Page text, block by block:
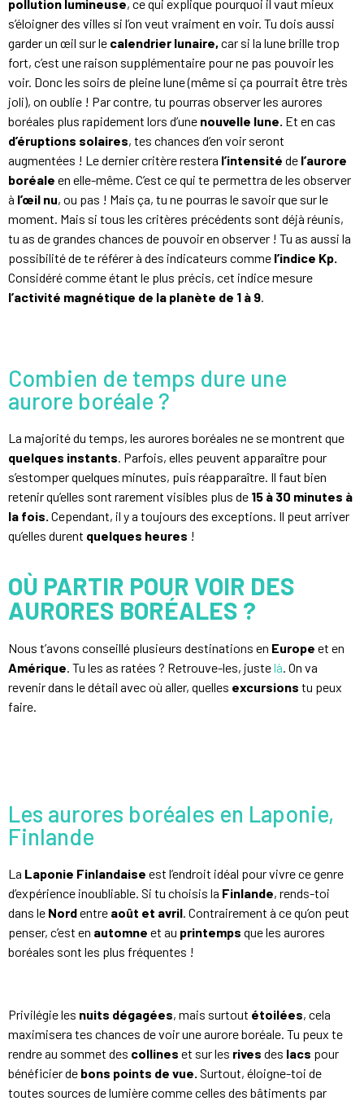
pollution lumineuse, ce qui explique pourquoi il vaut mieux
s’éloigner des villes si l’on veut vraiment en voir. Tu dois aussi
garder un œil sur le calendrier lunaire, car si la lune brille trop
fort, c’est une raison supplémentaire pour ne pas pouvoir les
voir. Donc les soirs de pleine lune (même si ça pourrait être très
joli), on oublie ! Par contre, tu pourras observer les aurores
boréales plus rapidement lors d’une nouvelle lune. Et en cas
d’éruptions solaires, tes chances d’en voir seront
augmentées ! Le dernier critère restera l’intensité de l’aurore
boréale en elle-même. C’est ce qui te permettra de les observer
à l’œil nu, ou pas ! Mais ça, tu ne pourras le savoir que sur le
moment. Mais si tous les critères précédents sont déjà réunis,
tu as de grandes chances de pouvoir en observer ! Tu as aussi la
possibilité de te référer à des indicateurs comme l’indice Kp.
Considéré comme étant le plus précis, cet indice mesure
l’activité magnétique de la planète de 1 à 9.
Combien de temps dure une
aurore boréale ?
La majorité du temps, les aurores boréales ne se montrent que
quelques instants. Parfois, elles peuvent apparaître pour
s’estomper quelques minutes, puis réapparaître. Il faut bien
retenir qu’elles sont rarement visibles plus de 15 à 30 minutes à
la fois. Cependant, il y a toujours des exceptions. Il peut arriver
qu’elles durent quelques heures !
OÙ PARTIR POUR VOIR DES
AURORES BORÉALES ?
Nous t’avons conseillé plusieurs destinations en Europe et en
Amérique. Tu les as ratées ? Retrouve-les, justelà. On va
revenir dans le détail avec où aller, quelles excursions tu peux
faire.
Les aurores boréales en Laponie,
Finlande
La Laponie Finlandaise est l’endroit idéal pour vivre ce genre
d’expérience inoubliable. Si tu choisis la Finlande, rends-toi
dans le Nordentre août et avril. Contrairement à ce qu’on peut
penser, c’est en automne et au printemps que les aurores
boréales sont les plus fréquentes !
Privilégie les nuits dégagées, mais surtout étoilées, cela
maximisera tes chances de voir une aurore boréale. Tu peux te
rendre au sommet des collines et sur les rives des lacs pour
bénéficier de bons points de vue. Surtout, éloigne-toi de
toutes sources de lumière comme celles des bâtiments par